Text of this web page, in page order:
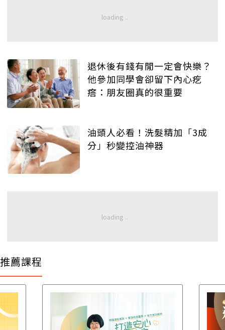
退休後有錢有閒一定會快樂？
他參加同學會卻留下內心疙
瘩：朋友圈真的很重要
油頭人必看！洗髮精加「3成
分」秒變控油神器
推薦課程